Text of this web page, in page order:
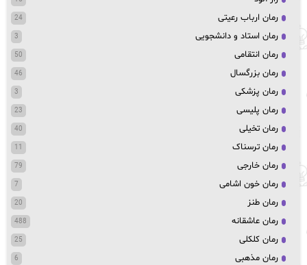
رمان ارباب رعیتی 24
رمان استاد و دانشجویی 3
رمان انتقامی 50
رمان بزرگسال 46
رمان پزشکی 3
رمان پلیسی 23
رمان تخیلی 40
رمان ترسناک 11
رمان خارجی 79
رمان خون اشامی 7
رمان طنز 20
رمان عاشقانه 488
رمان کلکلی 25
رمان مذهبی 6